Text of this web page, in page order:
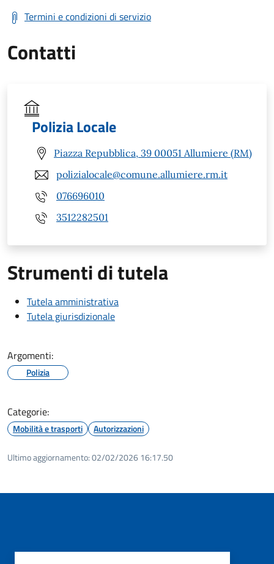
Termini e condizioni di servizio
Contatti
Polizia Locale
Piazza Repubblica, 39 00051 Allumiere (RM)
polizialocale@comune.allumiere.rm.it
076696010
3512282501
Strumenti di tutela
Tutela amministrativa
Tutela giurisdizionale
Argomenti:
Polizia
Categorie:
Mobilità e trasporti Autorizzazioni
Ultimo aggiornamento:02/02/2026 16:17.50